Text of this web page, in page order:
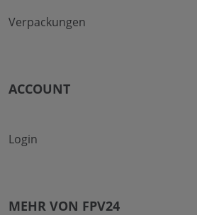
Verpackungen
ACCOUNT
Login
MEHR VON FPV24